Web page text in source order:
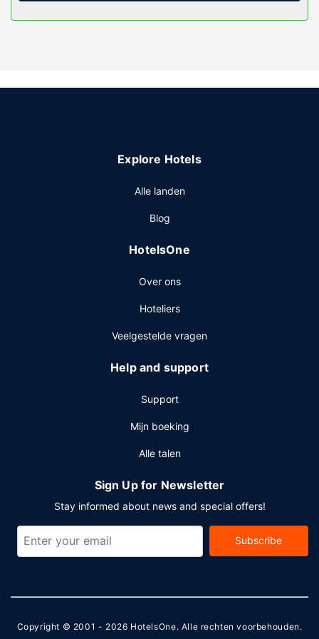
Algemene voorziening
Profiteer van fitnessfaciliteiten of maak gebruik van gratis
stomerij/wasserijservice, een 24-uurs receptie en meertalig
plaatse heb je gratis parkeerplaatsen.
Explore Hotels
Alle landen
Blog
HotelsOne
Over ons
Hoteliers
Veelgestelde vragen
Help and support
Support
Mijn boeking
Alle talen
Sign Up for Newsletter
Stay informed about news and special offers!
Subscribe
Copyright © 2001 - 2026 HotelsOne. Alle rechten voorbehouden.